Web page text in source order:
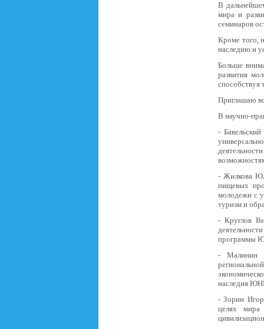
В
мира и
семинаров
Кроме того,
наследию и
Больше
развития
способствуя
Приглашаю
В научно-
-
- Жилкова
пищевых
молодежи с
туризм и
- Круглов
программы
- Малинин
наследия
- Зорин
целях мира